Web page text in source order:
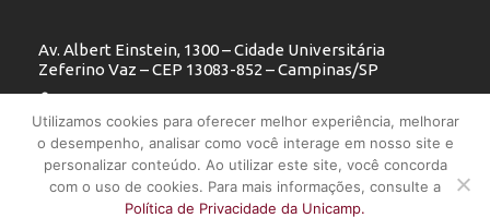
Av. Albert Einstein, 1300 – Cidade Universitária
Zeferino Vaz – CEP 13083-852 – Campinas/SP
19 3521.5900
nepo@unicamp.br
Utilizamos cookies para oferecer melhor experiência, melhorar
o desempenho, analisar como você interage em nosso site e
personalizar conteúdo. Ao utilizar este site, você concorda
com o uso de cookies. Para mais informações, consulte a
Política de Privacidade da Unicamp.